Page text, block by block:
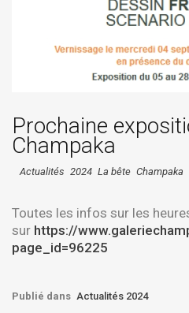
Prochaine
Champaka
Actualités 2024 La bête Champaka
Toutes les infos sur les
sur https://
page_id=96225
Publié dans Actualités 2024